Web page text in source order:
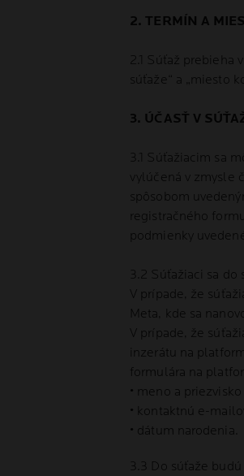
2. TERMÍN A
2.1 Súťaž prebieha
súťaže“ a „miesto
3. ÚČASŤ V
3.1 Súťažiacim sa
vylúčená v zmysle
spôsobom
registračného
podmienky
3.2 Súťažiaci sa
V prípade, že
Meta, kde sa
V prípade, že
inzerátu na
formulára na
• meno a priezvisko
• kontaktnú e-
• dátum narodenia.
3.3 Do súťaže